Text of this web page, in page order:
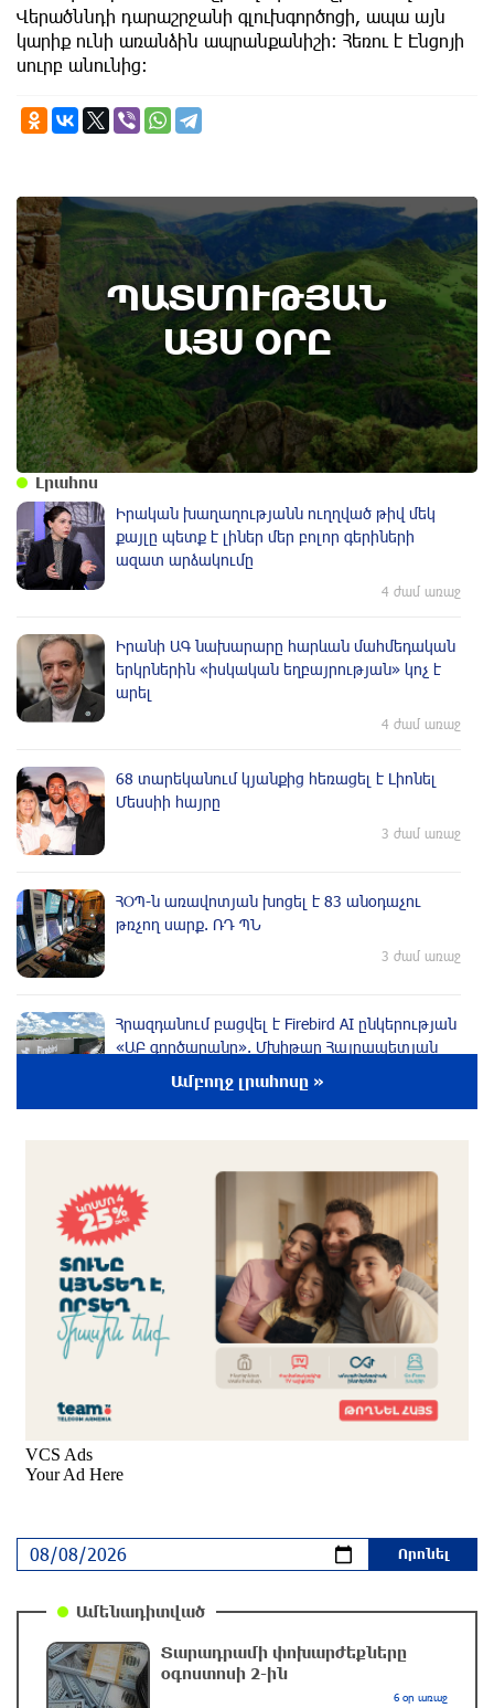
Վերածննդի դարաշրջանի գլուխգործոցի, ապա այն
կարիք ունի առանձին ապրանքանիշի։ Հեռու է Էնցոյի
սուրբ անունից։
ՊԱՏՄՈՒԹՅԱՆ
ԱՅՍ ՕՐԸ
8th of August
Տեղի է ունեցել Գառնիի ճակատամարտը.
պատմության այս օրը (8 օգոստոս)
Լրահոս
Իրական խաղաղությանն ուղղված թիվ մեկ
քայլը պետք է լիներ մեր բոլոր գերիների
ազատ արձակումը
4 ժամ առաջ
Իրանի ԱԳ նախարարը հարևան մահմեդական
երկրներին «իսկական եղբայրության» կոչ է
արել
4 ժամ առաջ
68 տարեկանում կյանքից հեռացել է Լիոնել
Մեսսիի հայրը
3 ժամ առաջ
ՀՕՊ-ն առավոտյան խnցել է 83 անօդաչու
թռչող սարք. ՌԴ ՊՆ
3 ժամ առաջ
Հրազդանում բացվել է Firebird AI ընկերության
«ԱԲ գործարանը». Մխիթար Հայրապետյան
խաղաղություն չի լինի, պшտերազմ կuադրենք
և այլ հիմարnւթյուններ․ Տիգրան
Աբրահամյան
մեկ ժամ առաջ
«Քաղաքագետ Աթաև. Փաշինյանը
ընդդիմության առաջնորդներին համարում է
անձնական թշնամիներ»
մեկ ժամ առաջ
Shamshyan
Ալիեւն ու Փաշինյանը հեռախոսազրույց են
Ռուսաստանից Ադրբեջանի տարածքով
Ամբողջ լրահոսը »
Ամենադիտված
Տարադրամի փոխարժեքները
օգոստոսի 2-ին
6 օր առաջ